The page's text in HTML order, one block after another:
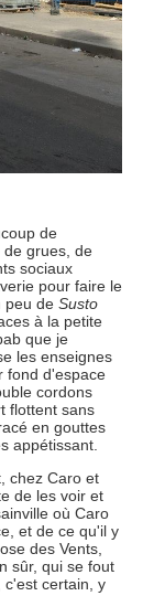
de
de grues, de
sociaux
pour faire le
peu de Susto
à la petite
que je
les enseignes
fond d'espace
cordons
flottent sans
en gouttes
appétissant.
chez Caro et
de les voir et
où Caro
et de ce qu'il y
des Vents,
sûr, qui se fout
c'est certain, y